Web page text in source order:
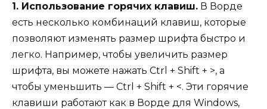
1. Использование горячих клавиш. В Ворде
есть несколько комбинаций клавиш, которые
позволяют изменять размер шрифта быстро и
легко. Например, чтобы увеличить размер
шрифта, вы можете нажать Ctrl + Shift + >, а
чтобы уменьшить — Ctrl + Shift + <. Эти горячие
клавиши работают как в Ворде для Windows,